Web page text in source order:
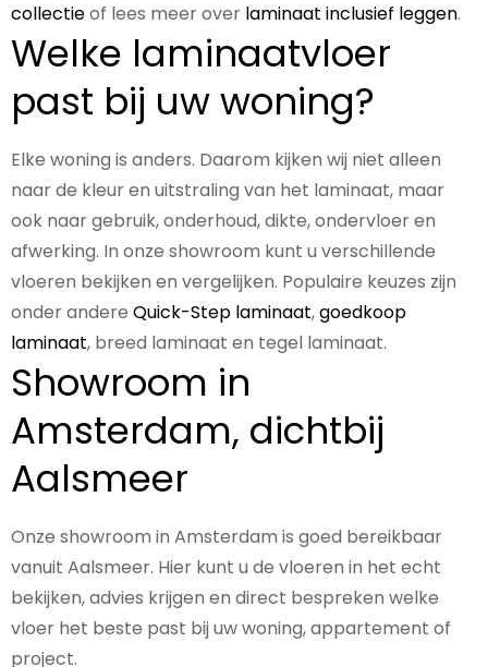
collectieof lees meer over laminaat inclusief leggen.
Welke laminaatvloer
past bij uw woning?
Elke woning is anders. Daarom kijken wij niet alleen
naar de kleur en uitstraling van het laminaat, maar
ook naar gebruik, onderhoud, dikte, ondervloer en
afwerking. In onze showroom kunt u verschillende
vloeren bekijken en vergelijken. Populaire keuzes zijn
onder andere Quick-Step laminaat,goedkoop
laminaat, breed laminaat en tegel laminaat.
Showroom in
Amsterdam, dichtbij
Aalsmeer
Onze showroom in Amsterdam is goed bereikbaar
vanuit Aalsmeer. Hier kunt u de vloeren in het echt
bekijken, advies krijgen en direct bespreken welke
vloer het beste past bij uw woning, appartement of
project.